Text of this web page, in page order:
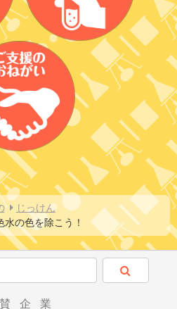
じっけん
の色を除こう！
企業